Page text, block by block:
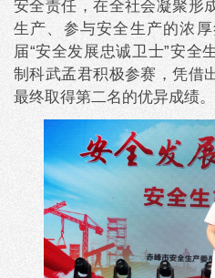
安全责任，在全社会凝聚形
生产、参与安全生产的浓
届“安全发展忠诚卫士”安全
制科武孟君积极参赛，凭借
最终取得第二名的优异成绩。